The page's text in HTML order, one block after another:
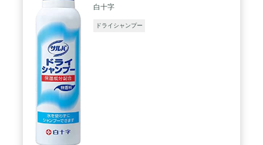
白十字
ドライシャンプー